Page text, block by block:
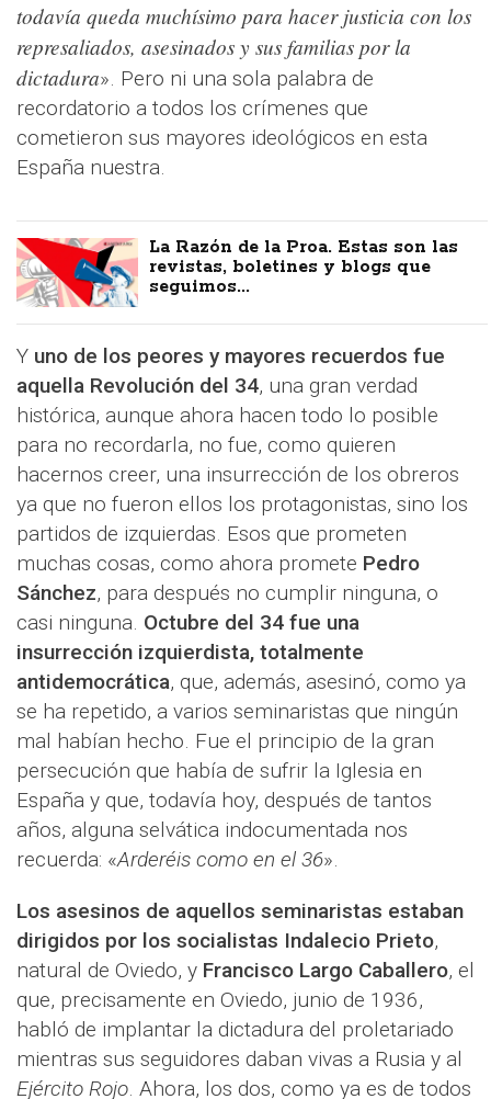
todavía queda muchísimo para hacer justicia con los
represaliados, asesinados y sus familias por la
dictadura». Pero ni una sola palabra de
recordatorio a todos los crímenes que
cometieron sus mayores ideológicos en esta
España nuestra.
La Razón de la Proa. Estas son las
revistas, boletines y blogs que
seguimos...
Y uno de los peores y mayores recuerdos fue
aquella Revolución del 34, una gran verdad
histórica, aunque ahora hacen todo lo posible
para no recordarla, no fue, como quieren
hacernos creer, una insurrección de los obreros
ya que no fueron ellos los protagonistas, sino los
partidos de izquierdas. Esos que prometen
muchas cosas, como ahora promete Pedro
Sánchez, para después no cumplir ninguna, o
casi ninguna. Octubre del 34 fue una
insurrección izquierdista, totalmente
antidemocrática, que, además, asesinó, como ya
se ha repetido, a varios seminaristas que ningún
mal habían hecho. Fue el principio de la gran
persecución que había de sufrir la Iglesia en
España y que, todavía hoy, después de tantos
años, alguna selvática indocumentada nos
recuerda: «Arderéis como en el 36».
Los asesinos de aquellos seminaristas estaban
dirigidos por los socialistas Indalecio Prieto,
natural de Oviedo, y Francisco Largo Caballero, el
que, precisamente en Oviedo, junio de 1936,
habló de implantar la dictadura del proletariado
mientras sus seguidores daban vivas a Rusia y al
Ejército Rojo. Ahora, los dos, como ya es de todos